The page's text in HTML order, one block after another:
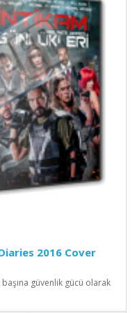
2016 Cover
güvenlik gücü olarak